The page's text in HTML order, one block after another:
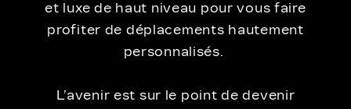
et luxe de haut niveau pour vous faire
profiter de déplacements hautement
personnalisés.
L’avenir est sur le point de devenir